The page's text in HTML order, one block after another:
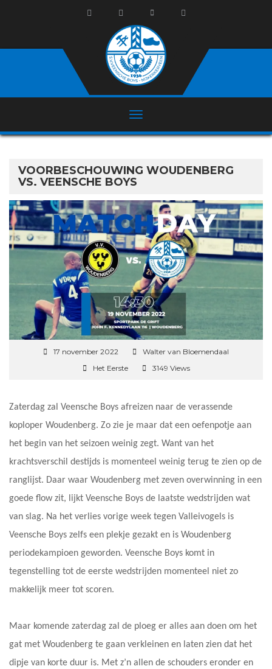
VOORBESCHOUWING WOUDENBERG
VS. VEENSCHE BOYS
17 november 2022
Walter van Bloemendaal
Het Eerste
3149 Views
Zaterdag zal Veensche Boys afreizen naar de verassende
koploper Woudenberg. Zo zie je maar dat een oefenpotje aan
het begin van het seizoen weinig zegt. Want van het
krachtsverschil destijds is momenteel weinig terug te zien op de
ranglijst. Daar waar Woudenberg met zeven overwinning in een
goede flow zit, lijkt Veensche Boys de laatste wedstrijden wat
van slag. Na het verlies vorige week tegen Valleivogels is
Veensche Boys zelfs een plekje gezakt en is Woudenberg
periodekampioen geworden. Veensche Boys komt in
tegenstelling tot de eerste wedstrijden momenteel niet zo
makkelijk meer tot scoren.
Maar komende zaterdag zal de ploeg er alles aan doen om het
gat met Woudenberg te gaan verkleinen en laten zien dat het
dipje van korte duur is. Met z’n allen de schouders eronder en